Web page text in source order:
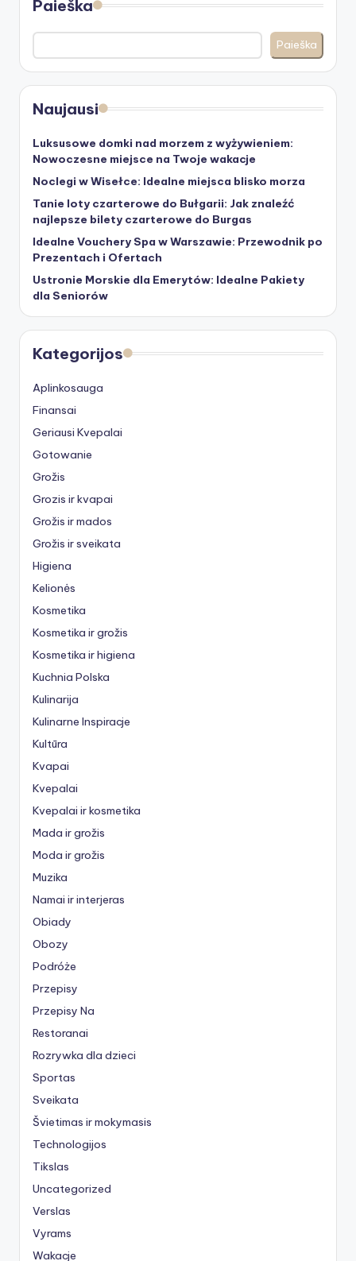
Paieška
Paieška
Naujausi
Luksusowe domki nad morzem z wyżywieniem:
Nowoczesne miejsce na Twoje wakacje
Noclegi w Wisełce: Idealne miejsca blisko morza
Tanie loty czarterowe do Bułgarii: Jak znaleźć
najlepsze bilety czarterowe do Burgas
Idealne Vouchery Spa w Warszawie: Przewodnik po
Prezentach i Ofertach
Ustronie Morskie dla Emerytów: Idealne Pakiety
dla Seniorów
Kategorijos
Aplinkosauga
Finansai
Geriausi Kvepalai
Gotowanie
Grožis
Grozis ir kvapai
Grožis ir mados
Grožis ir sveikata
Higiena
Kelionės
Kosmetika
Kosmetika ir grožis
Kosmetika ir higiena
Kuchnia Polska
Kulinarija
Kulinarne Inspiracje
Kultūra
Kvapai
Kvepalai
Kvepalai ir kosmetika
Mada ir grožis
Moda ir grožis
Muzika
Namai ir interjeras
Obiady
Obozy
Podróże
Przepisy
Przepisy Na
Restoranai
Rozrywka dla dzieci
Sportas
Sveikata
Švietimas ir mokymasis
Technologijos
Tikslas
Uncategorized
Verslas
Vyrams
Wakacje